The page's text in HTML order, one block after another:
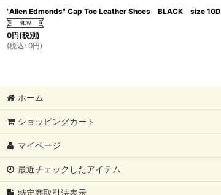
"Allen Edmonds" Cap Toe Leather Shoes BLACK size 10D
0円(税別)
(税込 : 0円)
ホーム
ショッピングカート
マイページ
最近チェックしたアイテム
特定商取引法表示